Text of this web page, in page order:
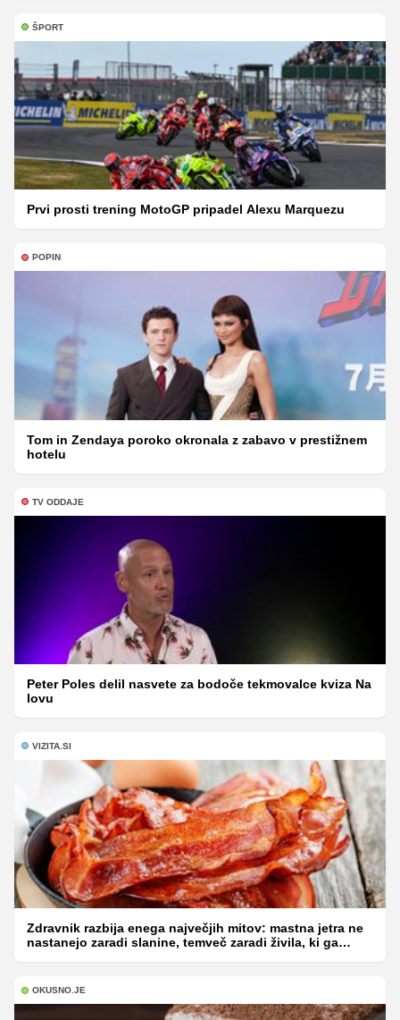
ŠPORT
Prvi prosti trening MotoGP pripadel Alexu Marquezu
POPIN
Tom in Zendaya poroko okronala z zabavo v prestižnem
hotelu
TV ODDAJE
Peter Poles delil nasvete za bodoče tekmovalce kviza Na
lovu
VIZITA.SI
Zdravnik razbija enega največjih mitov: mastna jetra ne
nastanejo zaradi slanine, temveč zaradi živila, ki ga
OKUSNO.JE